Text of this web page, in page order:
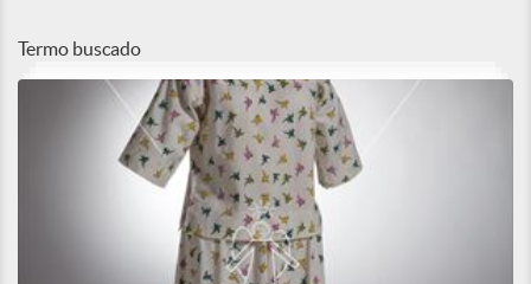
Termo buscado